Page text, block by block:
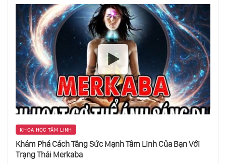
Ảo Tưởng “Capgras” - Khi Người Thân Là Kẻ
Giả Mạo?
Người Duy Nhất Nói Thật Chính Là Kẻ Nói
Dối!?
Thiên Kiến So Sánh: Sao Ta Mắc Sai Lầm?
Placebo Effect - Hiệu Ứng Giả Dược
KHOA HỌC TÂM LINH
Khám Phá Cách Tăng Sức Mạnh Tâm Linh Của Bạn Với
Trạng Thái Merkaba